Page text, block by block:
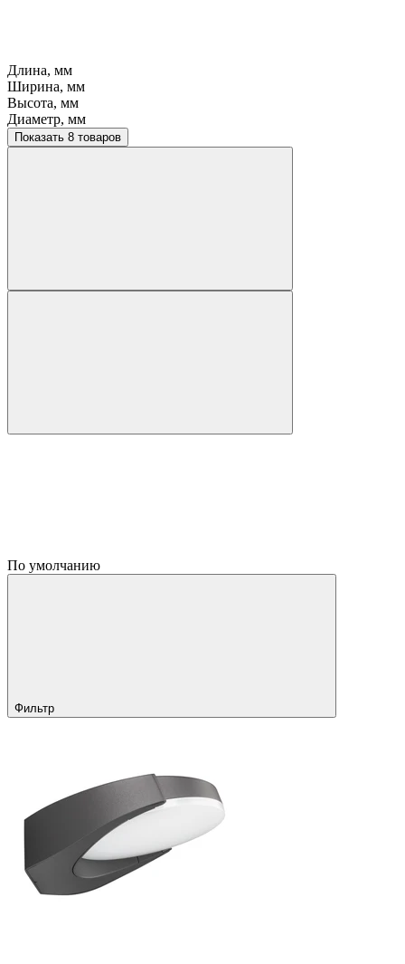
Длина, мм
Ширина, мм
Высота, мм
Диаметр, мм
Показать 8 товаров
По умолчанию
Фильтр